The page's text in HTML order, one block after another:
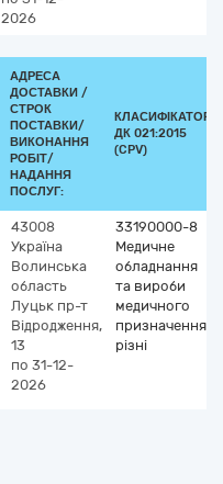
2026
АДРЕСА
ДОСТАВКИ /
СТРОК
ПОСТАВКИ/
ВИКОНАННЯ
РОБІТ/
НАДАННЯ
ПОСЛУГ:
КЛАСИФІКАТОР
ДК 021:2015
(CPV)
43008
Україна
Волинська
область
Луцьк пр-т
Відродження,
13
по 31-12-
2026
33190000-8
Медичне
обладнання
та вироби
медичного
призначення
різні